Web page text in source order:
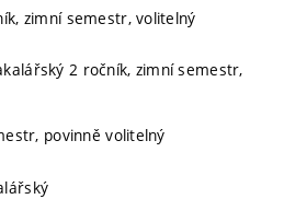
zimní semestr, volitelný
2 ročník, zimní semestr,
povinně volitelný